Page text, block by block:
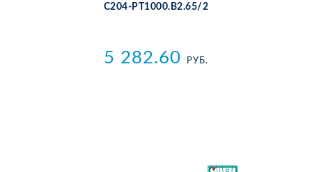
С204-РТ1000.В2.65/2
5 282.60 РУБ.